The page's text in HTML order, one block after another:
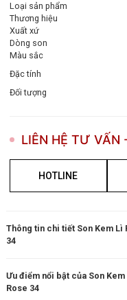
Loại sản phẩm
Thương hiệu
Xuất xứ
Dòng son
Màu sắc
Đặc tính
Đối tượng
LIÊN HỆ TƯ VẤN
HOTLINE
Thông tin chi tiết Son Kem
34
Ưu điểm nổi bật của Son
Rose 34